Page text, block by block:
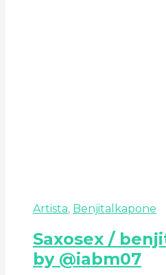
Artista, Benjitalkapone
Saxosex /
by @iabm07